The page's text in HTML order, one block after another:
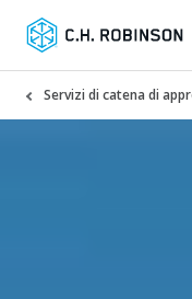
Servizi di catena di